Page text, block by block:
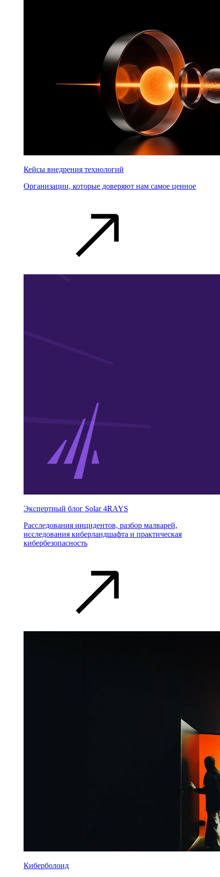
Кейсы внедрения технологий
Организации, которые доверяют нам самое ценное
Экспертный блог Solar 4RAYS
Расследования инцидентов, разбор малварей,
исследования киберландшафта и практическая
кибербезопасность
Киберболоид